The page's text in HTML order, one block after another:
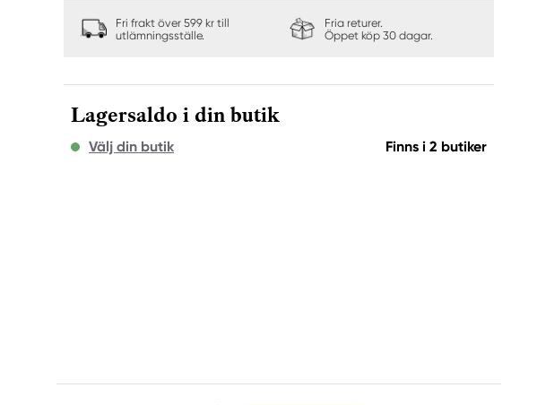
Fri frakt över 599 kr till
utlämningsställe.
Fria returer.
Öppet köp 30 dagar.
Lagersaldo i din butik
Välj din butik Finns i 2 butiker